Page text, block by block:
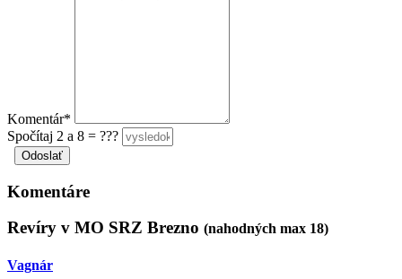
Komentár*
Spočítaj 2 a 8 = ???
Komentáre
Revíry v MO SRZ Brezno (nahodných max 18)
Vagnár